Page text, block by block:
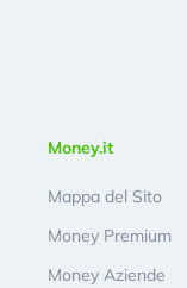
Money.it
Mappa del Sito
Money Premium
Money Aziende